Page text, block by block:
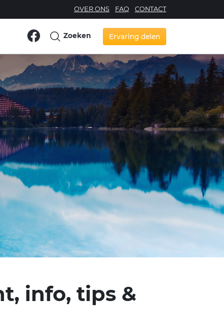
OVER ONS FAQ CONTACT
Zoeken Ervaring delen
info, tips &